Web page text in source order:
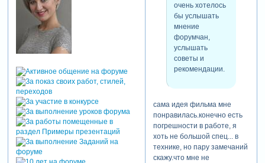
очень хотелось
бы услышать
мнение
форумчан,
услышать
советы и
рекомендации.
сама идея фильма мне
понравилась.конечно есть
погрешности в работе, я
хоть не большой спец... в
технике, но пару замечаний
скажу.что мне не